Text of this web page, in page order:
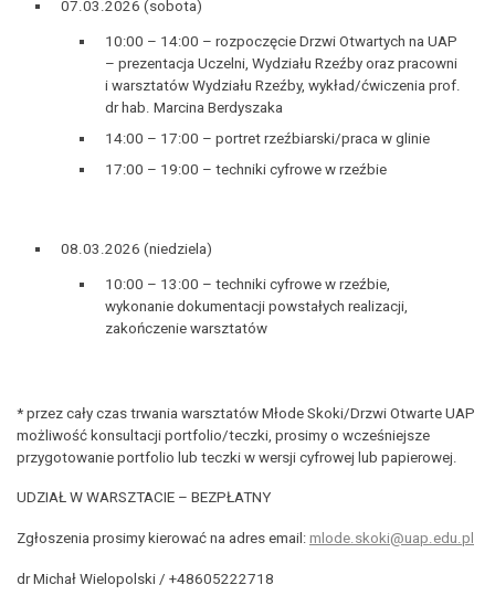
07.03.2026 (sobota)
10:00 – 14:00 – rozpoczęcie Drzwi Otwartych na UAP
– prezentacja Uczelni, Wydziału Rzeźby oraz pracowni
i warsztatów Wydziału Rzeźby, wykład/ćwiczenia prof.
dr hab. Marcina Berdyszaka
14:00 – 17:00 – portret rzeźbiarski/praca w glinie
17:00 – 19:00 – techniki cyfrowe w rzeźbie
08.03.2026 (niedziela)
10:00 – 13:00 – techniki cyfrowe w rzeźbie,
wykonanie dokumentacji powstałych realizacji,
zakończenie warsztatów
* przez cały czas trwania warsztatów Młode Skoki/Drzwi Otwarte UAP
możliwość konsultacji portfolio/teczki, prosimy o wcześniejsze
przygotowanie portfolio lub teczki w wersji cyfrowej lub papierowej.
UDZIAŁ W WARSZTACIE – BEZPŁATNY
Zgłoszenia prosimy kierować na adres email: mlode.skoki@uap.edu.pl
dr Michał Wielopolski / +48605222718